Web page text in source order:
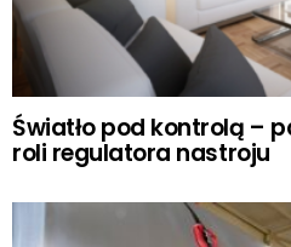
Światło pod kontrolą –
roli regulatora nastroju